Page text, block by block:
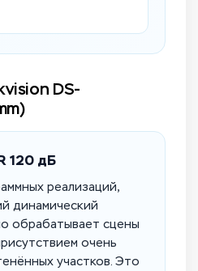
DS-
120 дБ
реализаций,
динамический
обрабатывает сцены
очень
участков. Это